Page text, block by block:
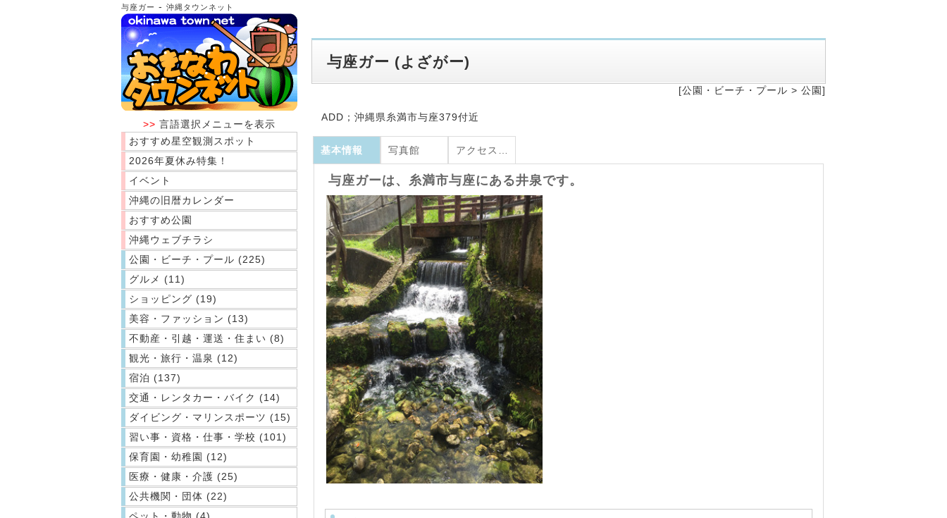
与座ガー - 沖縄タウンネット
>> 言語選択メニューを表示
おすすめ星空観測スポット
2026年夏休み特集！
イベント
沖縄の旧暦カレンダー
おすすめ公園
沖縄ウェブチラシ
公園・ビーチ・プール (225)
グルメ (11)
ショッピング (19)
美容・ファッション (13)
不動産・引越・運送・住まい (8)
観光・旅行・温泉 (12)
宿泊 (137)
交通・レンタカー・バイク (14)
ダイビング・マリンスポーツ (15)
習い事・資格・仕事・学校 (101)
保育園・幼稚園 (12)
医療・健康・介護 (25)
公共機関・団体 (22)
与座ガー (よざがー)
[公園・ビーチ・プール > 公園]
ADD；沖縄県糸満市与座379付近
基本情報 写真館
与座ガーは、糸満市与座にある井泉です。